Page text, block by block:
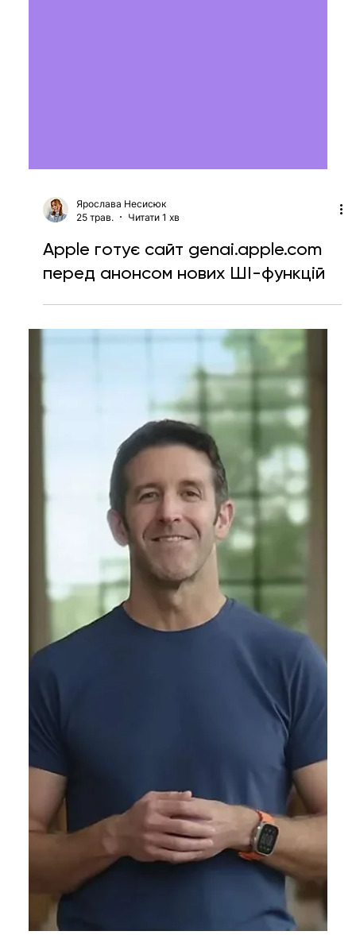
Ярослава Несисюк
Читати 1 хв
Apple готує сайт genai.apple.com
перед анонсом нових ШІ-функцій